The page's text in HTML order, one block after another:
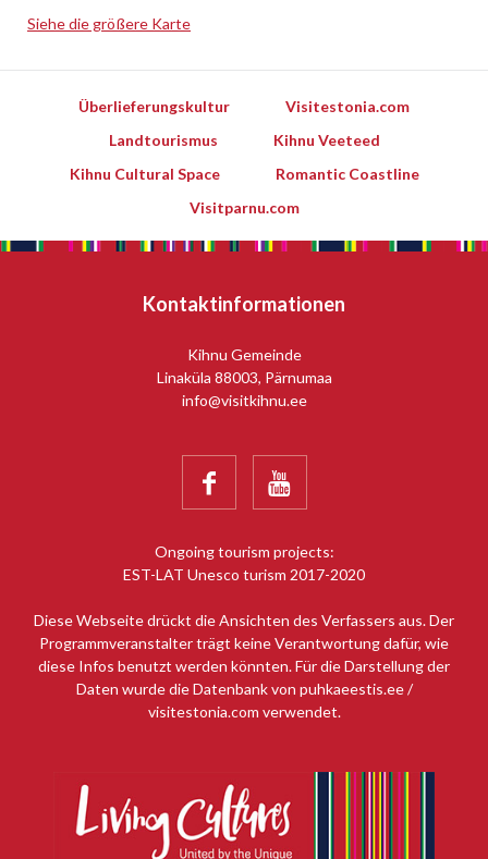
Siehe die größere Karte
Überlieferungskultur
Visitestonia.com
Landtourismus
Kihnu Veeteed
Kihnu Cultural Space
Romantic Coastline
Visitparnu.com
Kontaktinformationen
Kihnu Gemeinde
Linaküla 88003, Pärnumaa
info@visitkihnu.ee
 
Ongoing tourism projects:
EST-LAT Unesco turism 2017-2020
Diese Webseite drückt die Ansichten des Verfassers aus. Der
Programmveranstalter trägt keine Verantwortung dafür, wie
diese Infos benutzt werden könnten. Für die Darstellung der
Daten wurde die Datenbank von puhkaeestis.ee /
visitestonia.com verwendet.